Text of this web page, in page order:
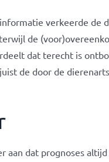
verkeerde de
de
dat terecht is
de door de
aan dat prognoses